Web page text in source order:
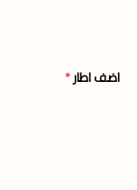
اضف اطار*